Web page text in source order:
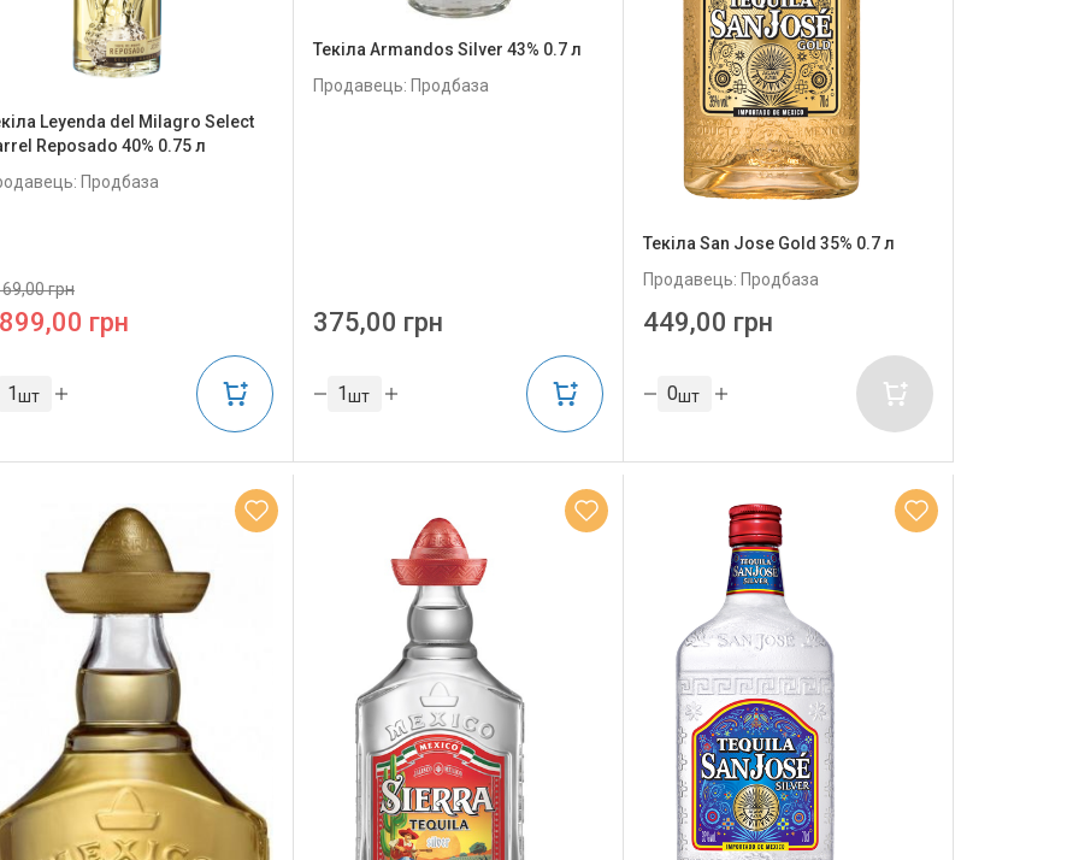
Leyenda del Milagro Select
Reposado 40% 0.75 л
Продбаза
грн
грн
шт
Текіла Armandos Silver 43% 0.7 л
Продавець: Продбаза
375,00 грн
шт
Текіла San Jose Gold 35% 0.7 л
Продавець: Продбаза
449,00 грн
шт